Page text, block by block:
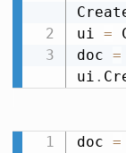
ui =
doc =
ui .
doc =